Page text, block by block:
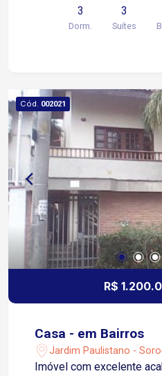
Ambientes (piso -
com armário
3
Dorm.
3
Suítes
Cód. 002021
R$
Casa - em Bairros
Jardim Paulistano -
Imóvel com excelente